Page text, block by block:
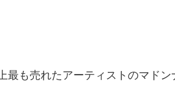
最も売れたアーティストのマドン